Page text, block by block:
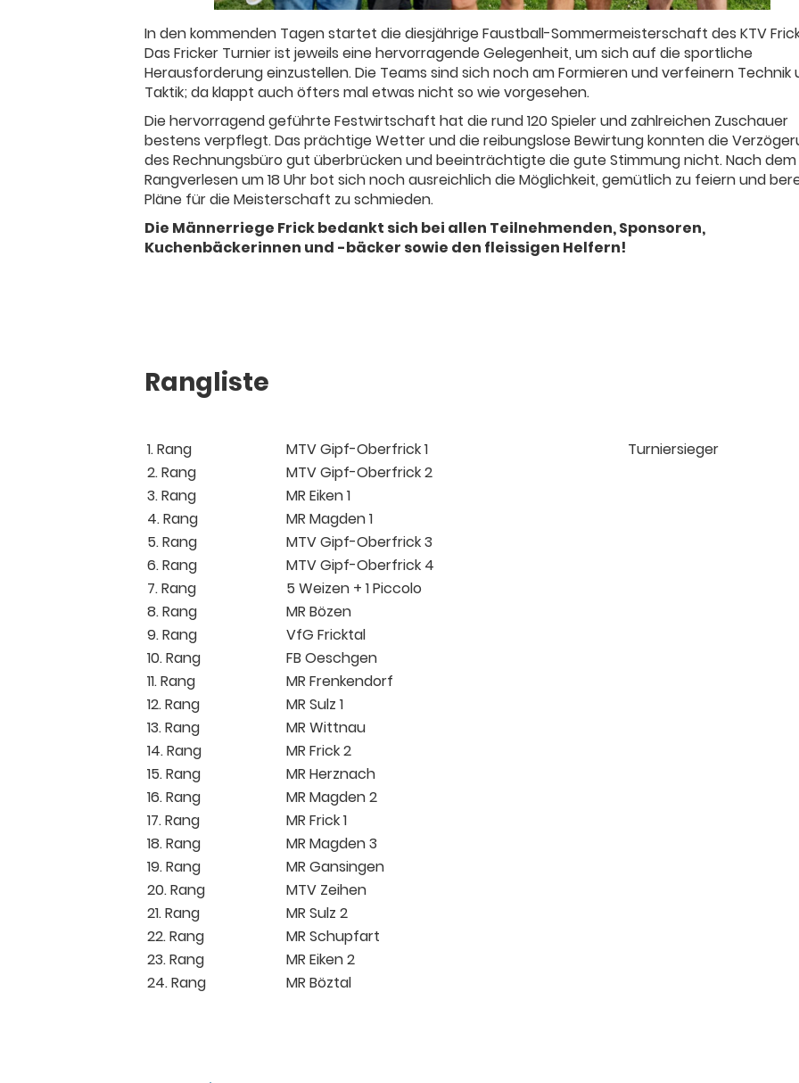
In den kommenden Tagen startet die diesjährige Faustball-Sommermeisterschaft des KTV
Das Fricker Turnier ist jeweils eine hervorragende Gelegenheit, um sich auf die sportliche
Herausforderung einzustellen. Die Teams sind sich noch am Formieren und verfeinern Technik
Taktik; da klappt auch öfters mal etwas nicht so wie vorgesehen.
Die hervorragend geführte Festwirtschaft hat die rund 120 Spieler und zahlreichen Zuschauer
bestens verpflegt. Das prächtige Wetter und die reibungslose Bewirtung konnten die
des Rechnungsbüro gut überbrücken und beeinträchtigte die gute Stimmung nicht. Nach dem
Rangverlesen um 18 Uhr bot sich noch ausreichlich die Möglichkeit, gemütlich zu feiern und
Pläne für die Meisterschaft zu schmieden.
Die Männerriege Frick bedankt sich bei allen Teilnehmenden, Sponsoren,
Kuchenbäckerinnen und -bäcker sowie den fleissigen Helfern!
Rangliste
1. Rang MTV Gipf-Oberfrick 1
Turniersieger
2. Rang
MTV Gipf-Oberfrick 2
3. Rang
MR Eiken 1
4. Rang
MR Magden 1
5. Rang
MTV Gipf-Oberfrick 3
6. Rang
MTV Gipf-Oberfrick 4
7. Rang
5 Weizen + 1 Piccolo
8. Rang
MR Bözen
9. Rang
VfG Fricktal
10. Rang
FB Oeschgen
11. Rang
MR Frenkendorf
12. Rang
MR Sulz 1
13. Rang
MR Wittnau
14. Rang
MR Frick 2
15. Rang
MR Herznach
16. Rang
MR Magden 2
17. Rang
MR Frick 1
18. Rang
MR Magden 3
19. Rang
MR Gansingen
20. Rang
MTV Zeihen
21. Rang
MR Sulz 2
22. Rang
MR Schupfart
23. Rang
MR Eiken 2
24. Rang
MR Böztal